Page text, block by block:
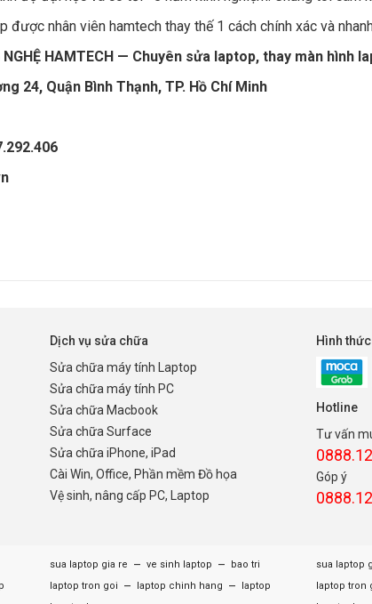
được nhân viên hamtech thay thế 1 cách chính xác và
NGHỆ HAMTECH — Chuyên sửa laptop, thay màn hình
24, Quận Bình Thạnh, TP. Hồ Chí Minh
Dịch vụ sửa chữa
Sửa chữa máy tính Laptop
Sửa chữa máy tính PC
Sửa chữa Macbook
Sửa chữa Surface
Sửa chữa iPhone, iPad
Cài Win, Office, Phần mềm Đồ họa
Vệ sinh, nâng cấp PC, Laptop
Hình
Hotline
Tư vấn
Góp ý
sua laptop gia re – ve sinh laptop –
bao tri
laptop tron goi
– laptop chinh hang –
laptop
sua laptop
laptop tron